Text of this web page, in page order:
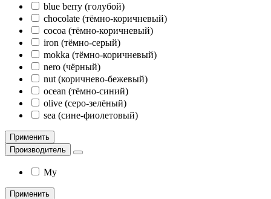
blue berry (голубой)
chocolate (тёмно-коричневый)
cocoa (тёмно-коричневый)
iron (тёмно-серый)
mokka (тёмно-коричневый)
nero (чёрный)
nut (коричнево-бежевый)
ocean (тёмно-синий)
olive (серо-зелёный)
sea (сине-фиолетовый)
Применить
Производитель
My
Применить